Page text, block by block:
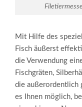
Mit Hilfe des
Fisch äußerst
die Verwendung
Fischgräten,
die außerordentlich
es Ihnen möglich,